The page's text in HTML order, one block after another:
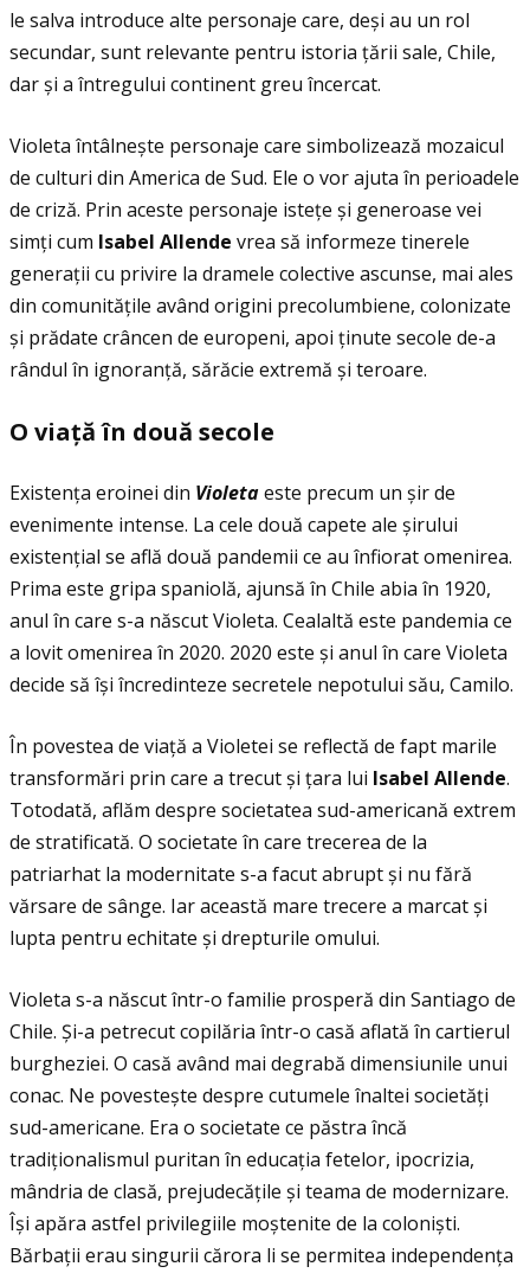
le salva introduce alte personaje care, deși au un rol
secundar, sunt relevante pentru istoria ţării sale, Chile,
dar și a întregului continent greu încercat.
Violeta întâlnește personaje care simbolizează mozaicul
de culturi din America de Sud. Ele o vor ajuta în perioadele
de criză. Prin aceste personaje isteţe și generoase vei
simţi cum Isabel Allende vrea să informeze tinerele
generaţii cu privire la dramele colective ascunse, mai ales
din comunităţile având origini precolumbiene, colonizate
și prădate crâncen de europeni, apoi ţinute secole de-a
rândul în ignoranţă, sărăcie extremă și teroare.
O viaţă în două secole
Existenţa eroinei din Violetaeste precum un șir de
evenimente intense. La cele două capete ale șirului
existenţial se află două pandemii ce au înfiorat omenirea.
Prima este gripa spaniolă, ajunsă în Chile abia în 1920,
anul în care s-a născut Violeta. Cealaltă este pandemia ce
a lovit omenirea în 2020. 2020 este și anul în care Violeta
decide să își încredinteze secretele nepotului său, Camilo.
În povestea de viaţă a Violetei se reflectă de fapt marile
transformări prin care a trecut și ţara lui Isabel Allende.
Totodată, aflăm despre societatea sud-americană extrem
de stratificată. O societate în care trecerea de la
patriarhat la modernitate s-a facut abrupt și nu fără
vărsare de sânge. Iar această mare trecere a marcat și
lupta pentru echitate și drepturile omului.
Violeta s-a născut într-o familie prosperă din Santiago de
Chile. Şi-a petrecut copilăria într-o casă aflată în cartierul
burgheziei. O casă având mai degrabă dimensiunile unui
conac. Ne povestește despre cutumele înaltei societăţi
sud-americane. Era o societate ce păstra încă
tradiţionalismul puritan în educaţia fetelor, ipocrizia,
mândria de clasă, prejudecăţile și teama de modernizare.
Își apăra astfel privilegiile moștenite de la coloniști.
Bărbaţii erau singurii cărora li se permitea independenţa